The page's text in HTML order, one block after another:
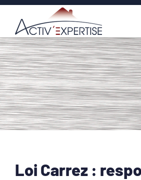
Passer
contenu
Loi Carrez :